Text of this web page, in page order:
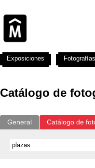
Catálogo de
General Catálogo de
Exposiciones